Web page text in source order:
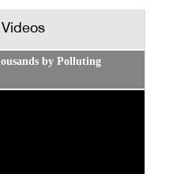
by Polluting